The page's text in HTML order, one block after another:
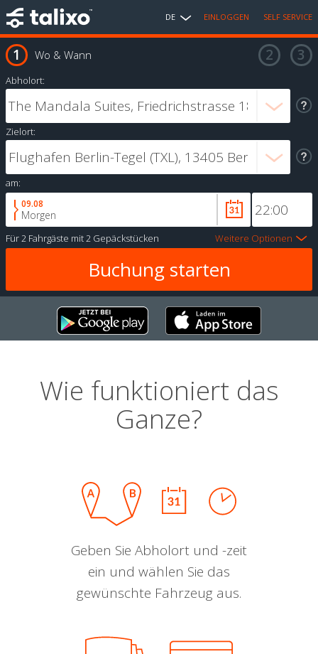
DE EINLOGGEN SELF SERVICE
Wo & Wann
Abholort:
Zielort:
am:
09.08
Morgen
Für2 Fahrgäste mit2 Gepäckstücken Weitere Optionen
Wie funktioniert das
Ganze?
Geben Sie Abholort und -zeit
ein und wählen Sie das
gewünschte Fahrzeug aus.